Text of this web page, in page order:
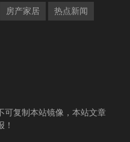
房产家居 热点新闻
可复制本站镜像，本站文章